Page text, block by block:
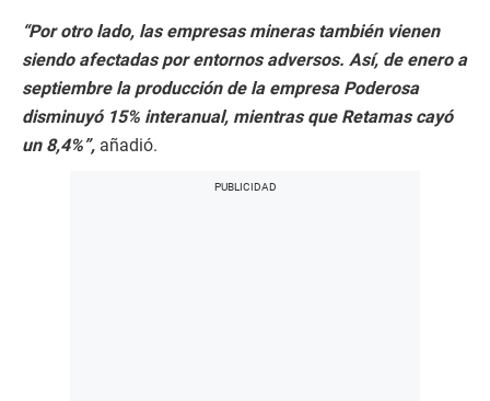
“Por otro lado, las empresas mineras también vienen
siendo afectadas por entornos adversos. Así, de enero a
septiembre la producción de la empresa Poderosa
disminuyó 15% interanual, mientras que Retamas cayó
un 8,4%”, añadió.